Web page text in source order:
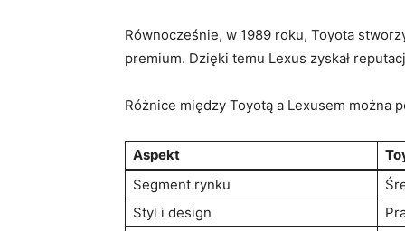
Równocześnie, w 1989 roku, Toyota
premium. Dzięki temu Lexus zyskał
Różnice między Toyotą a Lexusem można
Aspekt
Segment rynku
Styl i design